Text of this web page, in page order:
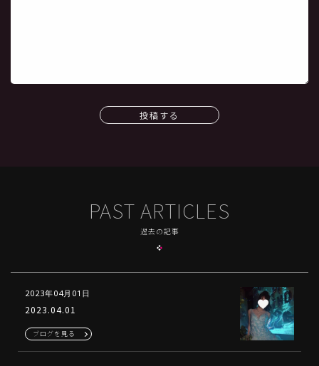
投稿する
PAST ARTICLES
過去の記事
2023年04月01日
2023.04.01
ブログを見る